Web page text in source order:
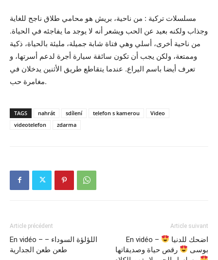
مسلسلات تركية : من ناحية، بريش هو محامي طلاق ناجح للغاية
وجذاب ولكنه بعيد عن الحب ويشعر أنه لا يوجد ما يفاجئه في الحياة.
من ناحية أخرى، أسلي وهي فتاة شابة جميلة، مليئة بالحياة، ذكية
وممتعة، ولكن يجب أن تكون سائقة سيارة أجرة لدعم أسرتها، و
تعرف أيضا باسم اليراع. عندما يتقاطع طريق الأثنين يدخلان في
مغامرة حب.
TAGS nahrát sdílení telefon s kamerou
Video
videotelefon
zdarma
Article précédent
En vidéo – اللؤلؤة السوداء –
طعن طعن الجدارية
Article suivant
En vidéo – اضحك للدنيا
بوسى
رقص حياة وصديقاتها